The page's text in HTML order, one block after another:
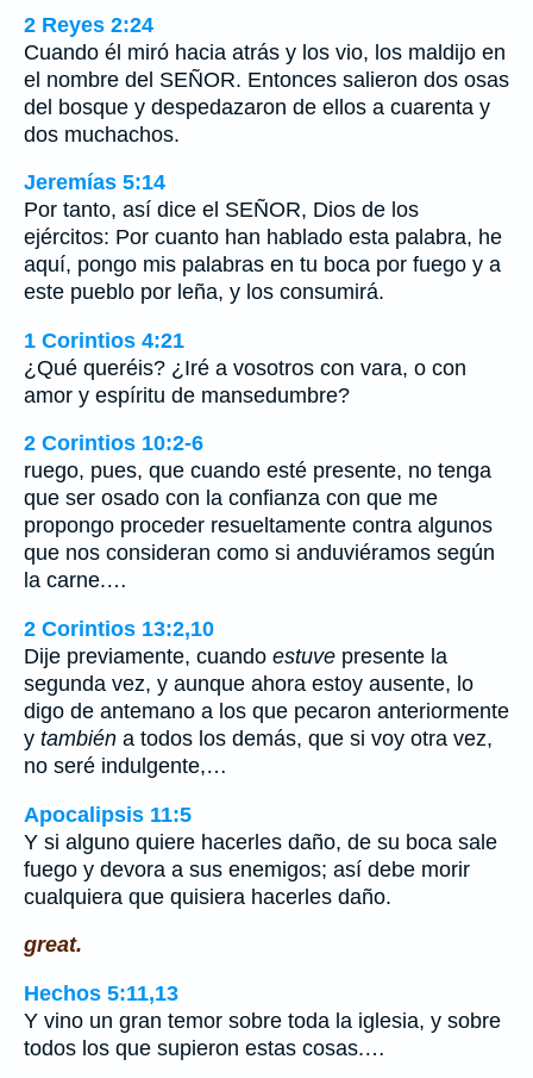
2 Reyes 2:24
Cuando él miró hacia atrás y los vio, los maldijo en
el nombre del SEÑOR. Entonces salieron dos osas
del bosque y despedazaron de ellos a cuarenta y
dos muchachos.
Jeremías 5:14
Por tanto, así dice el SEÑOR, Dios de los
ejércitos: Por cuanto han hablado esta palabra, he
aquí, pongo mis palabras en tu boca por fuego y a
este pueblo por leña, y los consumirá.
1 Corintios 4:21
¿Qué queréis? ¿Iré a vosotros con vara, o con
amor y espíritu de mansedumbre?
2 Corintios 10:2-6
ruego, pues, que cuando esté presente, no tenga
que ser osado con la confianza con que me
propongo proceder resueltamente contra algunos
que nos consideran como si anduviéramos según
la carne.…
2 Corintios 13:2,10
Dije previamente, cuando estuve presente la
segunda vez, y aunque ahora estoy ausente, lo
digo de antemano a los que pecaron anteriormente
y también a todos los demás, que si voy otra vez,
no seré indulgente,…
Apocalipsis 11:5
Y si alguno quiere hacerles daño, de su boca sale
fuego y devora a sus enemigos; así debe morir
cualquiera que quisiera hacerles daño.
great.
Hechos 5:11,13
Y vino un gran temor sobre toda la iglesia, y sobre
todos los que supieron estas cosas.…